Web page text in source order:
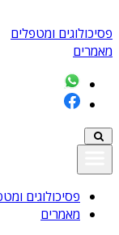
פסיכולוגים ומטפלים
מאמרים
פסיכולוגים
מאמרים